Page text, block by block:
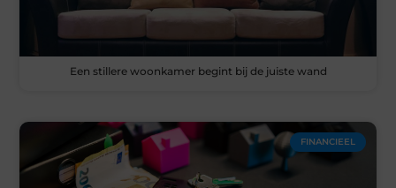
Een stillere woonkamer begint bij de juiste wand
FINANCIEEL